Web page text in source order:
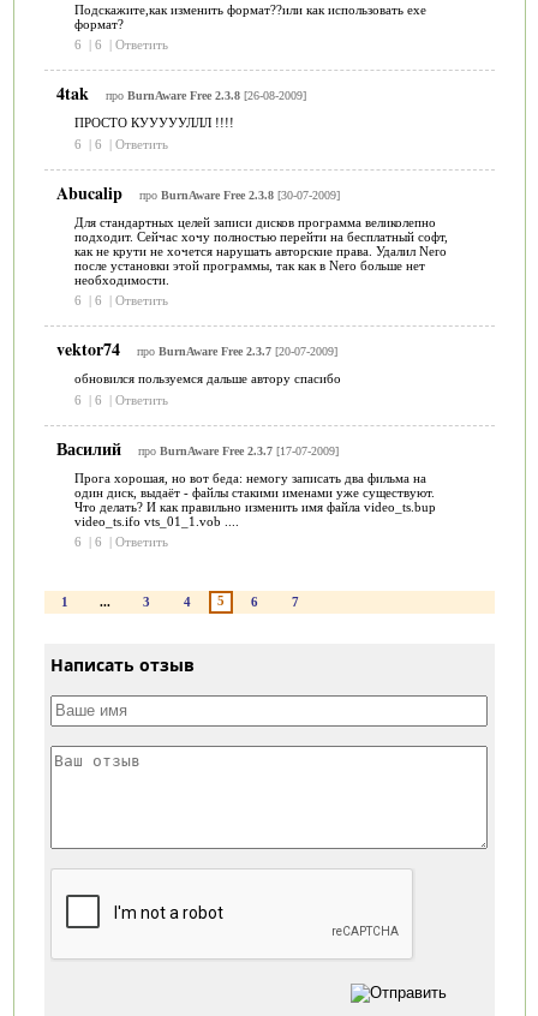
Подскажите,как изменить формат??или как использовать exe
формат?
6
| 6 | Ответить
4tak про BurnAware Free 2.3.8[26-08-2009]
ПРОСТО КУУУУУЛЛЛ !!!!
6
| 6 | Ответить
Abucalip про BurnAware Free 2.3.8[30-07-2009]
Для стандартных целей записи дисков программа великолепно
подходит. Сейчас хочу полностью перейти на бесплатный софт,
как не крути не хочется нарушать авторские права. Удалил Nero
после установки этой программы, так как в Nero больше нет
необходимости.
6
| 6 | Ответить
vektor74 про BurnAware Free 2.3.7[20-07-2009]
обновился пользуемся дальше автору спасибо
6
| 6 | Ответить
Василий про BurnAware Free 2.3.7[17-07-2009]
Прога хорошая, но вот беда: немогу записать два фильма на
один диск, выдаёт - файлы стакими именами уже существуют.
Что делать? И как правильно изменить имя файла video_ts.bup
video_ts.ifo vts_01_1.vob ....
6
| 6 | Ответить
1 ... 3 4 5 6 7
Написать отзыв